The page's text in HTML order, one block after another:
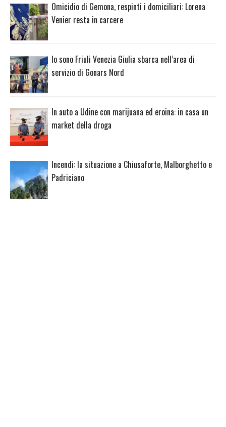
Omicidio di Gemona, respinti i domiciliari: Lorena
Venier resta in carcere
Io sono Friuli Venezia Giulia sbarca nell’area di
servizio di Gonars Nord
In auto a Udine con marijuana ed eroina: in casa un
market della droga
Incendi: la situazione a Chiusaforte, Malborghetto e
Padriciano